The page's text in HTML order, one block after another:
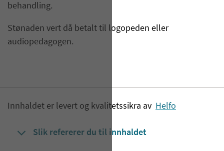
behandling.
Stønaden vert då betalt til logopeden eller
audiopedagogen.
Innhaldet er levert og kvalitetssikra av Helfo
Slik refererer du til innhaldet